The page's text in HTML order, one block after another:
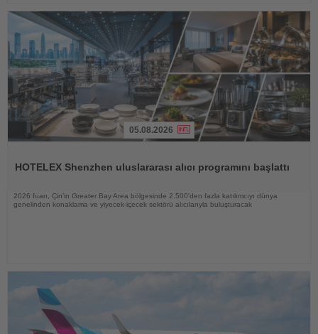
05.08.2026
HOTELEX Shenzhen uluslararası alıcı programını başlattı
2026 fuarı, Çin'in Greater Bay Area bölgesinde 2.500'den fazla katılımcıyı dünya
genelinden konaklama ve yiyecek-içecek sektörü alıcılarıyla buluşturacak